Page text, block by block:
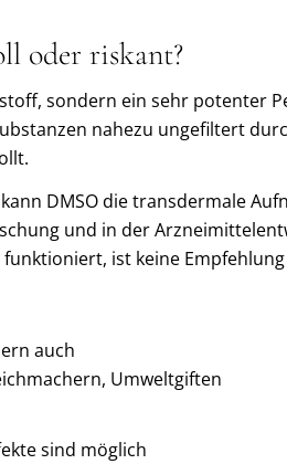
oder riskant?
sondern ein sehr potenter
nahezu ungefiltert
DMSO die transdermale
und in der
ist keine
auch
Umweltgiften
sind möglich